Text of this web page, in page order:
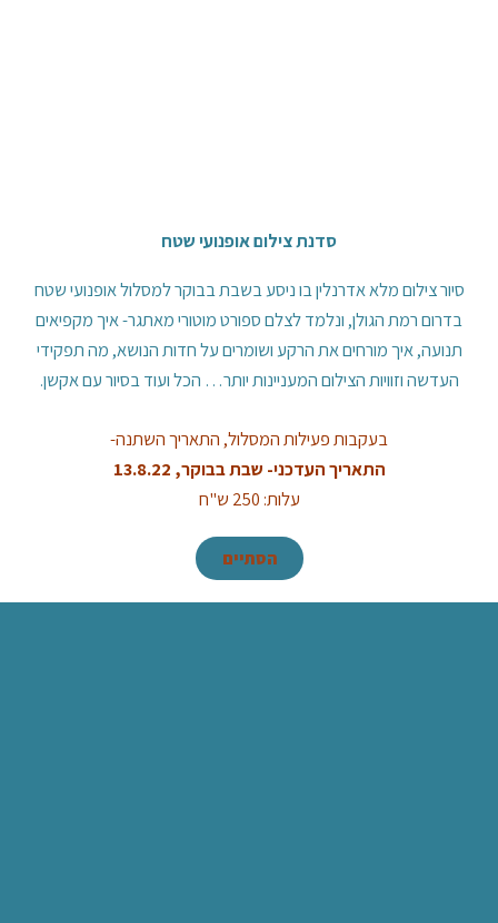
סדנת צילום אופנועי שטח
סיור צילום מלא אדרנלין בו ניסע בשבת בבוקר למסלול אופנועי שטח
בדרום רמת הגולן, ונלמד לצלם ספורט מוטורי מאתגר- איך מקפיאים
תנועה, איך מורחים את הרקע ושומרים על חדות הנושא, מה תפקידי
העדשה וזוויות הצילום המעניינות יותר… הכל ועוד בסיור עם אקשן.
בעקבות פעילות המסלול, התאריך השתנה-
התאריך העדכני- שבת בבוקר, 13.8.22
עלות: 250 ש"ח
הסתיים